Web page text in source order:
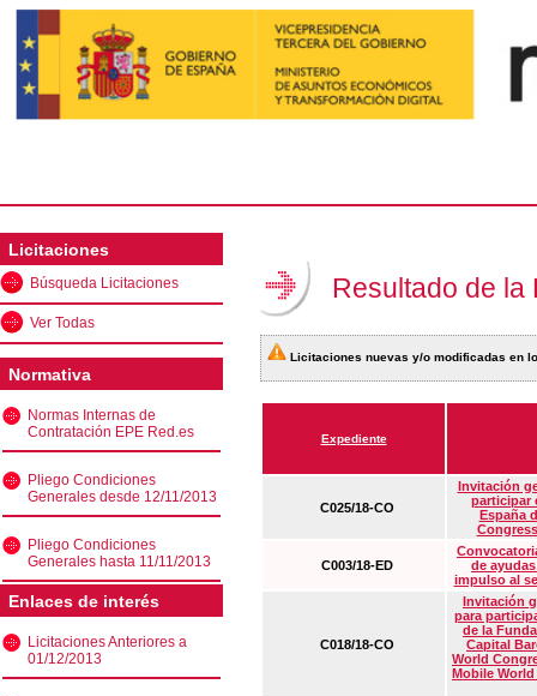
Licitaciones
Búsqueda Licitaciones
Ver Todas
Normativa
Normas Internas de
Contratación EPE Red.es
Pliego Condiciones
Generales desde 12/11/2013
Pliego Condiciones
Generales hasta 11/11/2013
Enlaces de interés
Licitaciones Anteriores a
01/12/2013
Resultado de la
Licitaciones nuevas y/o modificadas en
Expediente
C025/18-CO
Invitación
participar
España
C003/18-ED
de
impulso al
C018/18-CO
Invitación
para
de la
Capital
World
Mobile